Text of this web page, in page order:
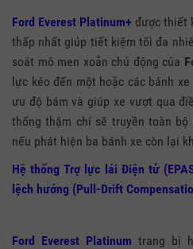
Ford Everest Platinum+ được thiết
thấp nhất giúp tiết kiệm tối đa
soát mô men xoắn chủ động của
lực kéo đến một hoặc các bánh
ưu độ bám và giúp xe vượt qua
thống thậm chí sẽ truyền toàn
nếu phát hiện ba bánh xe còn lại
Hệ thống Trợ lực lái Điện tử
lệch hướng (Pull-Drift Compensatio
Ford Everest Platinum trang bị